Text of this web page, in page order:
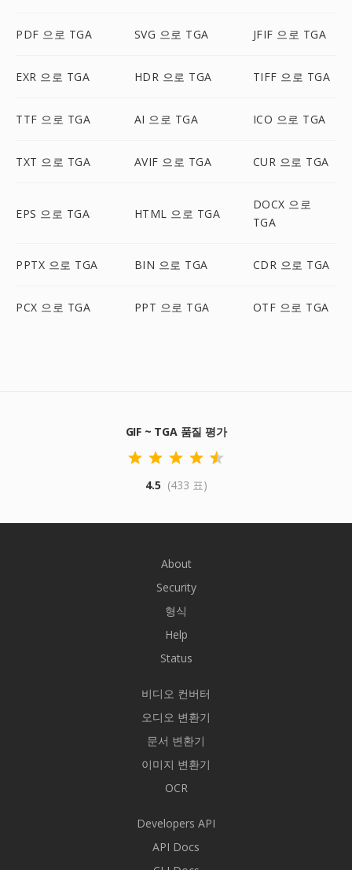
PDF 으로 TGA SVG 으로 TGA JFIF 으로 TGA
EXR 으로 TGA HDR 으로 TGA TIFF 으로 TGA
TTF 으로 TGA AI 으로 TGA ICO 으로 TGA
TXT 으로 TGA AVIF 으로 TGA CUR 으로 TGA
EPS 으로 TGA HTML 으로 TGA
DOCX 으로
TGA
PPTX 으로 TGA BIN 으로 TGA CDR 으로 TGA
PCX 으로 TGA PPT 으로 TGA OTF 으로 TGA
GIF ~ TGA 품질 평가
4.5 (433 표)
About
Security
형식
Help
Status
비디오 컨버터
오디오 변환기
문서 변환기
이미지 변환기
OCR
Developers API
API Docs